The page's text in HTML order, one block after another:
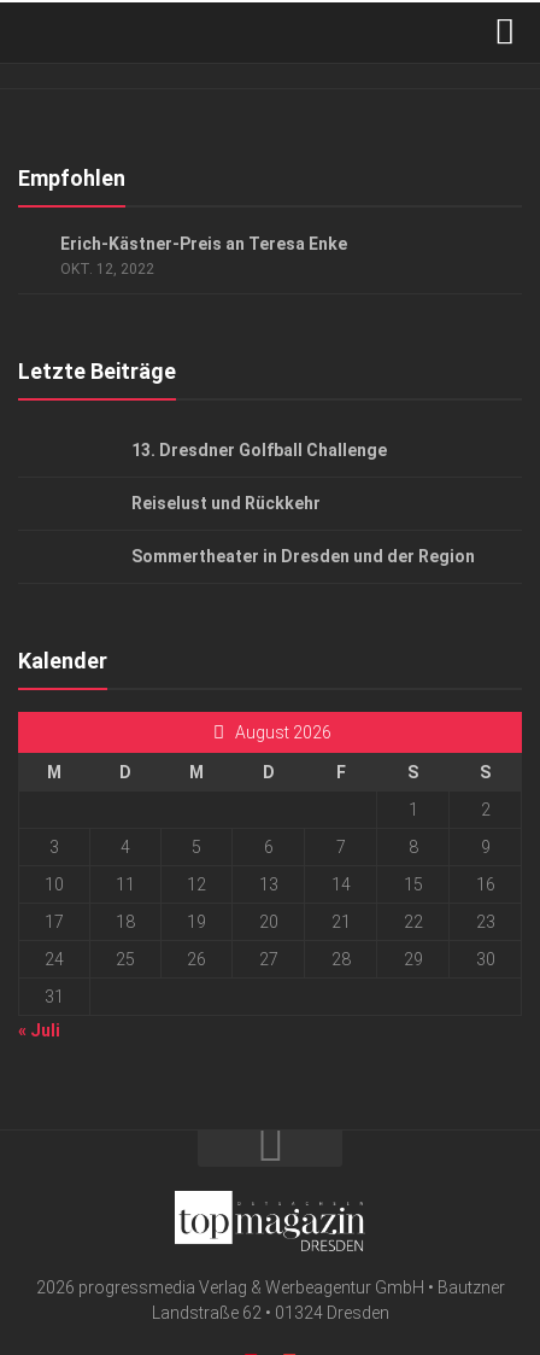
Kontakt, Impressum
Empfohlen
Erich-Kästner-Preis an Teresa Enke
OKT. 12, 2022
Letzte Beiträge
13. Dresdner Golfball Challenge
Reiselust und Rückkehr
Sommertheater in Dresden und der Region
Kalender
August 2026
M D M D F S
S
1
2
3
4 5 6 7 8
9
10
11 12 13 14 15
16
17
18 19 20 21 22
23
24
25 26 27 28 29
30
31
« Juli
2026 progressmedia Verlag & Werbeagentur GmbH • Bautzner
Landstraße 62 • 01324 Dresden